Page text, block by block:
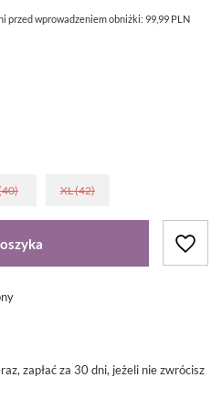
przed wprowadzeniem obniżki: 99,99 PLN
XL (42)
zapłać za 30 dni, jeżeli nie zwrócisz